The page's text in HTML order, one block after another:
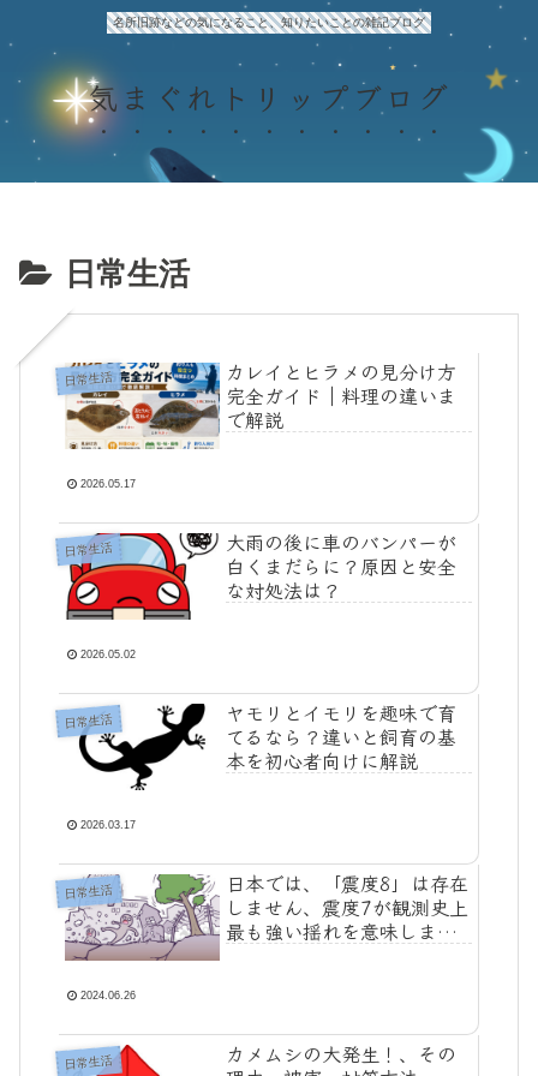
名所旧跡などの気になること、知りたいことの雑記ブログ
気まぐれトリップブログ
日常生活
日常生活
カレイとヒラメの見分け方
完全ガイド｜料理の違いま
で解説
2026.05.17
日常生活
大雨の後に車のバンパーが
白くまだらに？原因と安全
な対処法は？
2026.05.02
日常生活
ヤモリとイモリを趣味で育
てるなら？違いと飼育の基
本を初心者向けに解説
2026.03.17
日常生活
日本では、「震度8」は存在
しません、震度7が観測史上
最も強い揺れを意味しま
2024.06.26
日常生活
カメムシの大発生！、その